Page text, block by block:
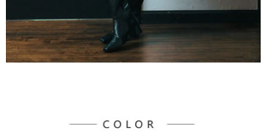
３．未成年的使用者請事先徵得法定代理人或監護人之同意方可使用
「AFTEE先享後付」，若未經同意申辦者引起之損失，本公司不負相關責
任。
４．使用「AFTEE先享後付」時，將依據個別帳號之用戶狀況，依本公司即
時審查核予不同之上限額度；若仍有額度不足之情形，本公司將視審查結果
請求用戶進行身份認證。
每筆NT$90，滿NT$1,500(含以上)免運費